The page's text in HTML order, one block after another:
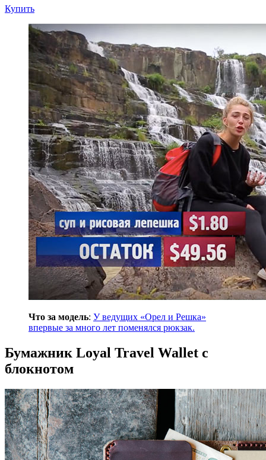
Купить
Что за модель: У ведущих «Орел и Решка»
впервые за много лет поменялся рюкзак.
Бумажник Loyal Travel Wallet с
блокнотом